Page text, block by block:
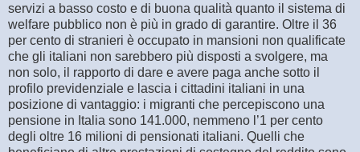
servizi a basso costo e di buona qualità quanto il sistema di
welfare pubblico non è più in grado di garantire. Oltre il 36
per cento di stranieri è occupato in mansioni non qualificate
che gli italiani non sarebbero più disposti a svolgere, ma
non solo, il rapporto di dare e avere paga anche sotto il
profilo previdenziale e lascia i cittadini italiani in una
posizione di vantaggio: i migranti che percepiscono una
pensione in Italia sono 141.000, nemmeno l’1 per cento
degli oltre 16 milioni di pensionati italiani. Quelli che